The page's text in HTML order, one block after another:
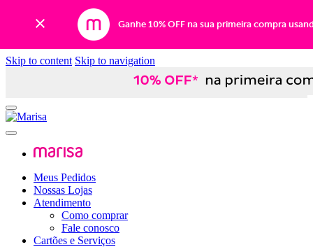
Ganhe 10% OFF na sua primeira compra
Skip to content Skip to navigation
Meus Pedidos
Nossas Lojas
Atendimento
Como comprar
Fale conosco
Cartões e Serviços